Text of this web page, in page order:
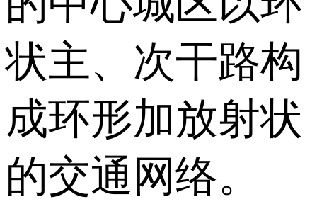
状主、次干路构
成环形加放射状
的交通网络。